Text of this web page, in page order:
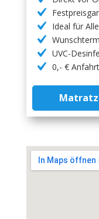
Ideal für
UVC-
0,- €